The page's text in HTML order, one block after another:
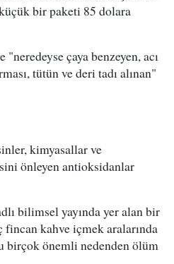
bir paketi 85 dolara
çaya benzeyen, acı
tütün ve deri tadı alınan"
kimyasallar ve
önleyen antioksidanlar
bilimsel yayında yer alan bir
fincan kahve içmek aralarında
önemli nedenden ölüm